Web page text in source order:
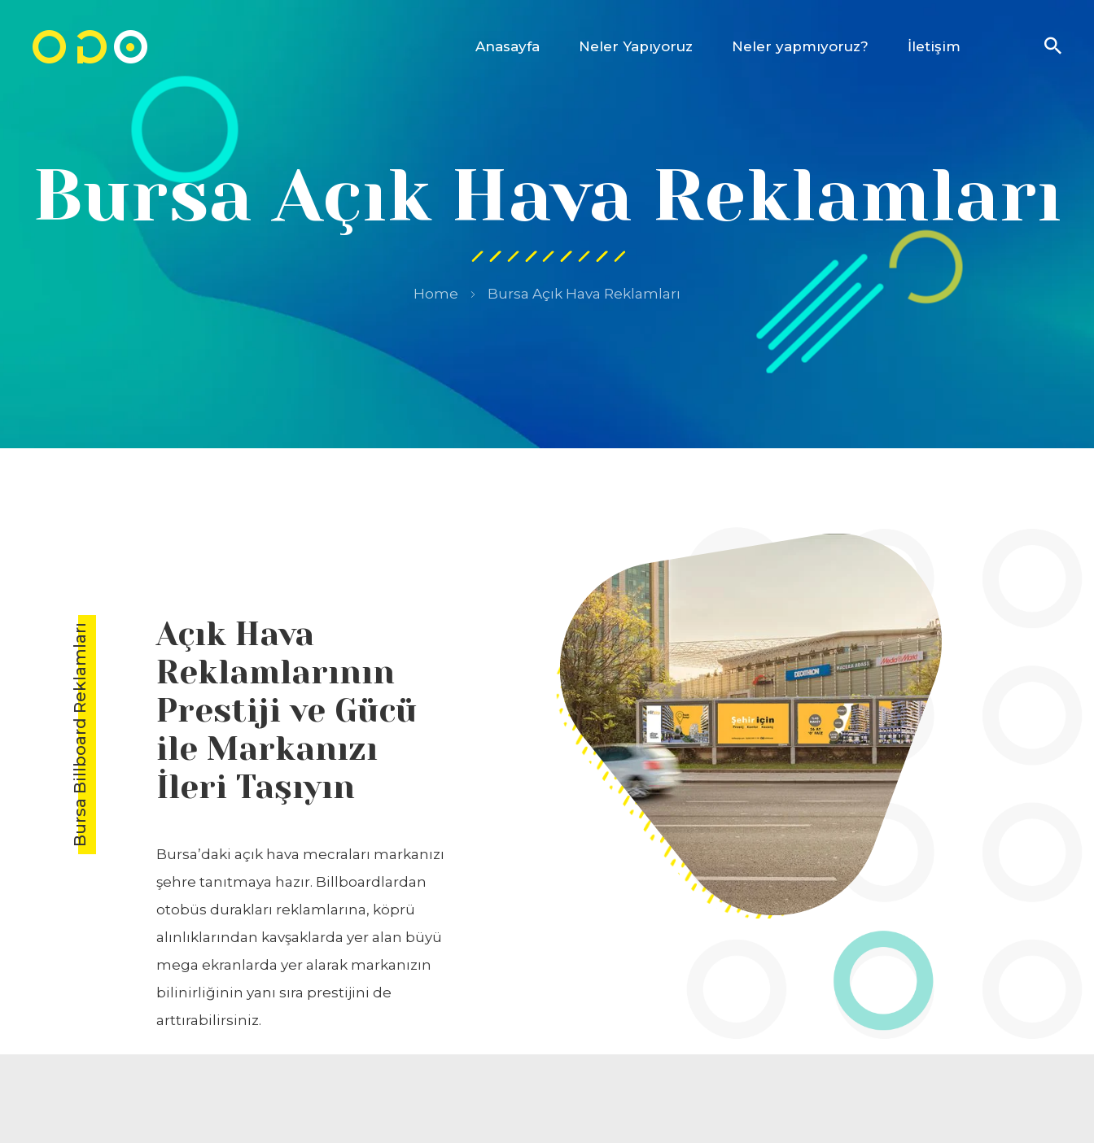
Anasayfa Neler Yapıyoruz Neler yapmıyoruz? İletişim
Bursa Açık Hava Reklamları
Home Bursa Açık Hava Reklamları
Bursa Billboard Reklamları
Açık Hava
Reklamlarının
Prestiji ve Gücü
ile Markanızı
İleri Taşıyın
Bursa’daki açık hava mecraları markanızı
şehre tanıtmaya hazır. Billboardlardan
otobüs durakları reklamlarına, köprü
alınlıklarından kavşaklarda yer alan büyü
mega ekranlarda yer alarak markanızın
bilinirliğinin yanı sıra prestijini de
arttırabilirsiniz.